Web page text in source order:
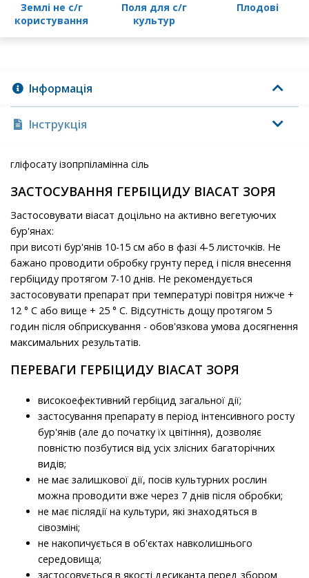
землі не с/г
користування
поля для с/г
культур
плодові
Інформація
Інструкція
гліфосату ізопрпіламінна сіль
ЗАСТОСУВАННЯ ГЕРБІЦИДУ ВІАСАТ ЗОРЯ
Застосовувати віасат доцільно на активно вегетуючих
бур'янах:
при висоті бур'янів 10-15 см або в фазі 4-5 листочків. Не
бажано проводити обробку грунту перед і після внесення
гербіциду протягом 7-10 днів. Не рекомендується
застосовувати препарат при температурі повітря нижче +
12 ° C або вище + 25 ° C. Відсутність дощу протягом 5
годин після обприскування - обов'язкова умова досягнення
максимальних результатів.
ПЕРЕВАГИ ГЕРБІЦИДУ ВІАСАТ ЗОРЯ
високоефективний гербіцид загальної дії;
застосування препарату в період інтенсивного росту
бур'янів (але до початку їх цвітіння), дозволяє
повністю позбутися від усіх злісних багаторічних
видів;
не має залишкової дії, посів культурних рослин
можна проводити вже через 7 днів після обробки;
не має післядії на культури, які знаходяться в
сівозміні;
не накопичується в об'єктах навколишнього
середовища;
застосовується в якості десиканта перед збором